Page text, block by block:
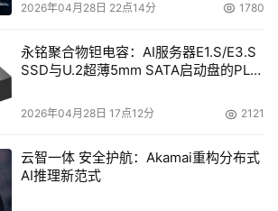
2026年04月28日 22点14分 1780
永铭聚合物钽电容：AI服务器E1.S/E3.S
SSD与U.2超薄5mm SATA启动盘的PLP
2026年04月28日 17点12分 2121
云智一体 安全护航：Akamai重构分布式
AI推理新范式